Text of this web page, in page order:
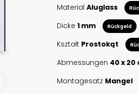
Material Aluglass
Dicke 1 mm Rückgeld
Kształt Prostokąt
Abmessungen 40 x 20
Montagesatz Mangel